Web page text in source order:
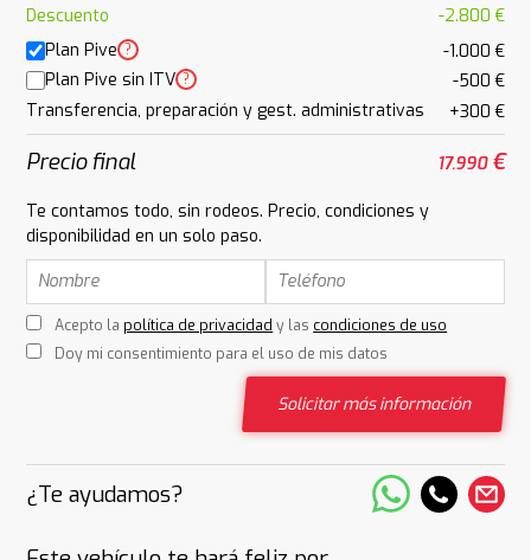
Descuento
-2.800 €
Plan Pive ?
-1.000 €
Plan Pive sin ITV ?
-500 €
Transferencia, preparación y gest. administrativas
+300 €
Precio final 17.990€
Te contamos todo, sin rodeos. Precio, condiciones y
disponibilidad en un solo paso.
Acepto la política de privacidad y las condiciones de uso
Doy mi consentimiento para el uso de mis datos
Solicitar más información
¿Te ayudamos?